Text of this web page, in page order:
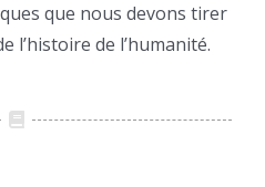
que nous devons tirer
l’histoire de l’humanité.